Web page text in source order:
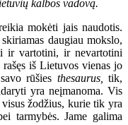
kalbos vadovą.
mokėti jais naudotis.
daugiau mokslo,
ir vartotini, ir nevartotini
iš Lietuvos vienas jo
rūšies thesaurus, tik,
yra neįmanoma. Vis
žodžius, kurie tik yra
tarmybės. Jame galima